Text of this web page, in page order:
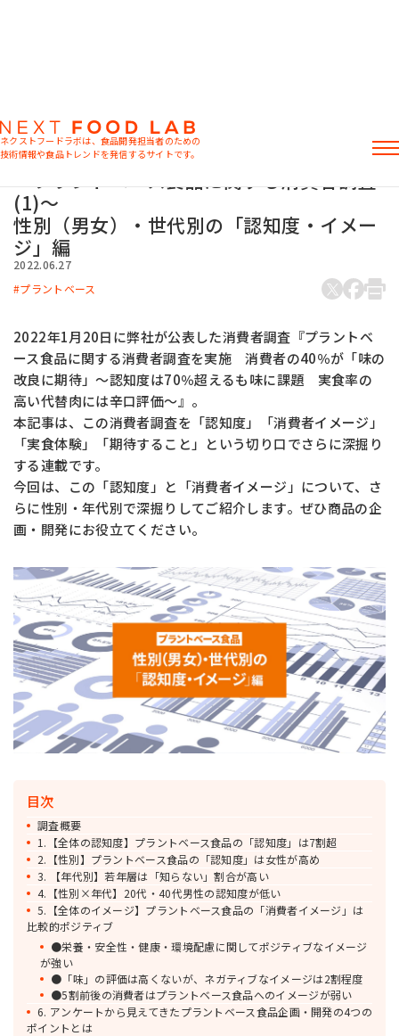
MIYOSHI MIRAI PLATFORM
ネクストフードラボは、食品開発担当者のための
技術情報や食品トレンドを発信するサイトです。
おすすめキーワード
粉末油脂ラード不足植物性ミルク
お問い合わせ
記事
製品情報
レシピ
イベント・セミナー
プラントベース食品企画開発の4つのポイ
ント
～プラントベース食品に関する消費者調査
(1)～
性別（男女）・世代別の「認知度・イメー
ジ」編
2022.06.27
プラントベース
2022年1月20日に弊社が公表した消費者調査『プラントベ
ース食品に関する消費者調査を実施 消費者の40％が「味の
改良に期待」〜認知度は70％超えるも味に課題 実食率の
高い代替肉には辛口評価～』。
本記事は、この消費者調査を「認知度」「消費者イメージ」
「実食体験」「期待すること」という切り口でさらに深掘り
する連載です。
今回は、この「認知度」と「消費者イメージ」について、さ
らに性別・年代別で深掘りしてご紹介します。ぜひ商品の企
画・開発にお役立てください。
目次
調査概要
1.【全体の認知度】プラントベース食品の「認知度」は7割超
2.【性別】プラントベース食品の「認知度」は女性が高め
3. 【年代別】若年層は「知らない」割合が高い
4.【性別×年代】20代・40代男性の認知度が低い
5.【全体のイメージ】プラントベース食品の「消費者イメージ」は
比較的ポジティブ
●栄養・安全性・健康・環境配慮に関してポジティブなイメージ
が強い
●「味」の評価は高くないが、ネガティブなイメージは2割程度
●5割前後の消費者はプラントベース食品へのイメージが弱い
6. アンケートから見えてきたプラントベース食品企画・開発の4つの
ポイントとは